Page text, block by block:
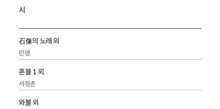
시
石像의 노래 외
민영
혼불 1 외
서정춘
와불 외